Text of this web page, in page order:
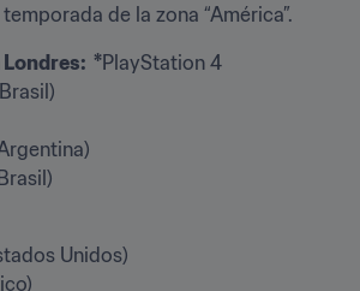
de la zona “América”.
*PlayStation 4
Unidos)